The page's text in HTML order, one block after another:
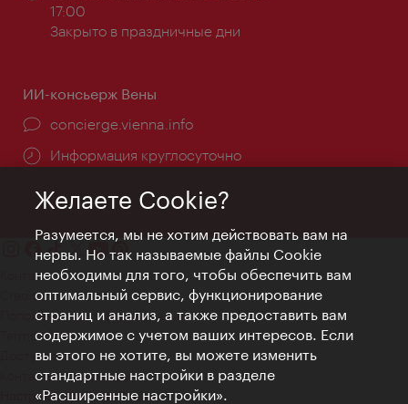
работы:
17:00
Закрыто в праздничные дни
ИИ-консьерж Вены
concierge.vienna.info
Информация круглосуточно
Контакт
Credits
Положение о конфиденциальности
Terms of Use
Доступность
Контакты для прессы
Настройки файлов Cookie
Желаете Cookie?
Разумеется, мы не хотим действовать вам на
нервы. Но так называемые файлы Cookie
необходимы для того, чтобы обеспечить вам
оптимальный сервис, функционирование
страниц и анализ, а также предоставить вам
содержимое с учетом ваших интересов. Если
вы этого не хотите, вы можете изменить
стандартные настройки в разделе
«Расширенные настройки».